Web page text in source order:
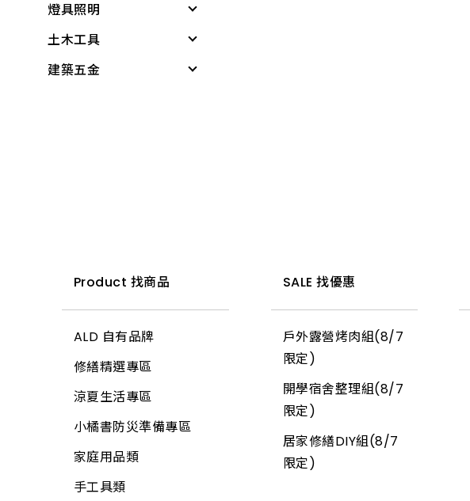
螺絲.壁虎(膨脹螺絲)
所有商品
不銹鋼(銅)接頭
PVC管、鐵管
PVC管接頭
開關箱、接線盒
燈具照明
其他燈具
感應燈具
小燈泡
所有商品
土木工具
無塵室商品
鏟、扒
推水、土平、杓
土地界標
彎筋拉桿
畚箕
抹刀、推刀
補杯、漆刀
建築五金
天花板
地磚
玻璃
信箱
鉤類
螺絲
自功螺絲
壁虎(膨脹螺絲)
Product 找商品
ALD 自有品牌
修繕精選專區
涼夏生活專區
小橘書防災準備專區
家庭用品類
手工具類
SALE 找優惠
戶外露營烤肉組(8/7
限定)
開學宿舍整理組(8/7
限定)
居家修繕DIY組(8/7
限定)